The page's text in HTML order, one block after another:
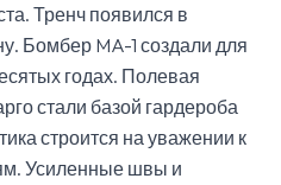
Тренч появился в
Бомбер MA-1 создали для
годах. Полевая
стали базой гардероба
строится на уважении к
Усиленные швы и